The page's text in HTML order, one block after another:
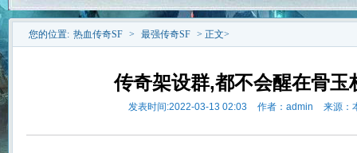
您的位置: 热血传奇SF > 最强传奇SF > 正文>
传奇架设群,都不会醒在骨玉
发表时间:2022-03-13 02:03 作者：admin 来源：